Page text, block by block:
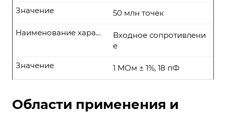
50 млн точек
Значение
Входное сопротивлени
е
Наименование характеристики
1 МОм ± 1%, 18 пФ
Значение
Области применения и